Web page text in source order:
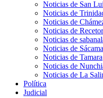
Noticias de San
Noticias de
Noticias de
Noticias de Recetor
Noticias de
Noticias de Sácama
Noticias de Tamara
Noticias de
Noticias de La
Política
Judicial